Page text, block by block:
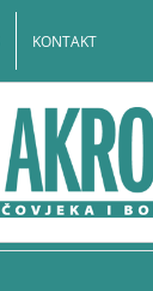
KONTAKT